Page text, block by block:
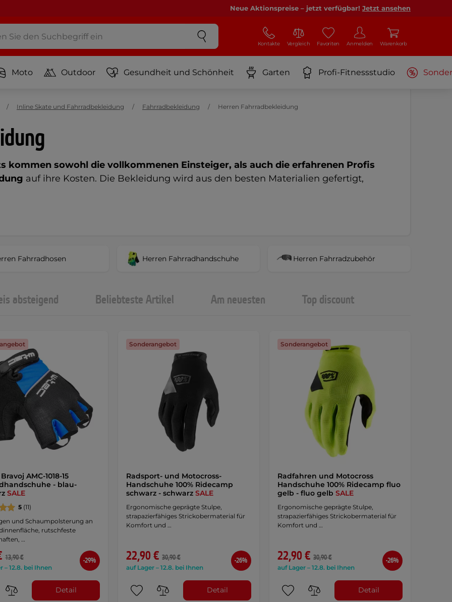
Neue Aktionspreise – jetzt verfügbar! Jetzt ansehen
Kontakte Vergleich Favoriten Anmelden Warenkorb
Moto Outdoor Gesundheit und Schönheit Garten Profi-Fitnessstudio
kommen sowohl die vollkommenen Einsteiger, als auch die erfahrenen Profis
auf ihre Kosten. Die Bekleidung wird aus den besten Materialien gefertigt,
Inline Skate und Fahrradbekleidung Fahrradbekleidung Herren Fahrradbekleidung
Fahrradhosen Herren Fahrradhandschuhe Herren Fahrradzubehör
absteigend Beliebteste Artikel Am neuesten Top discount
AMC-1018-15
- blau-
SALE
5 (11)
und Schaumpolsterung an
rutschfeste
…
13,90 €
– 12.8. bei Ihnen
-29%
Detail
Sonderangebot
Radsport- und Motocross-
Handschuhe 100% Ridecamp
schwarz - schwarz SALE
Ergonomische geprägte Stulpe,
strapazierfähiges Strickobermaterial für
Komfort und …
22,90 € 30,90 €
auf Lager – 12.8. bei Ihnen
-26%
Detail
Sonderangebot
Radfahren und Motocross
Handschuhe 100% Ridecamp fluo
gelb - fluo gelb SALE
Ergonomische geprägte Stulpe,
strapazierfähiges Strickobermaterial für
Komfort und …
22,90 € 30,90 €
auf Lager – 12.8. bei Ihnen
-26%
Detail